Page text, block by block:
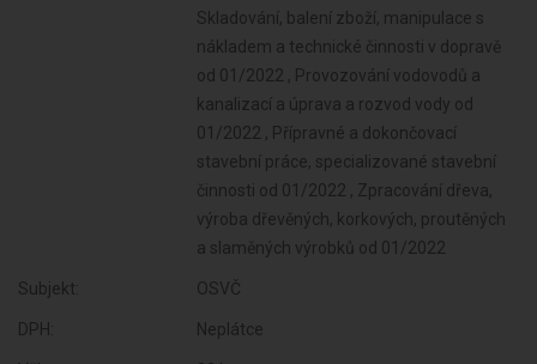
Skladování, balení zboží, manipulace s
nákladem a technické činnosti v dopravě
od 01/2022 , Provozování vodovodů a
kanalizací a úprava a rozvod vody od
01/2022 , Přípravné a dokončovací
stavební práce, specializované stavební
činnosti od 01/2022 , Zpracování dřeva,
výroba dřevěných, korkových, proutěných
a slaměných výrobků od 01/2022
Subjekt: OSVČ
DPH: Neplátce